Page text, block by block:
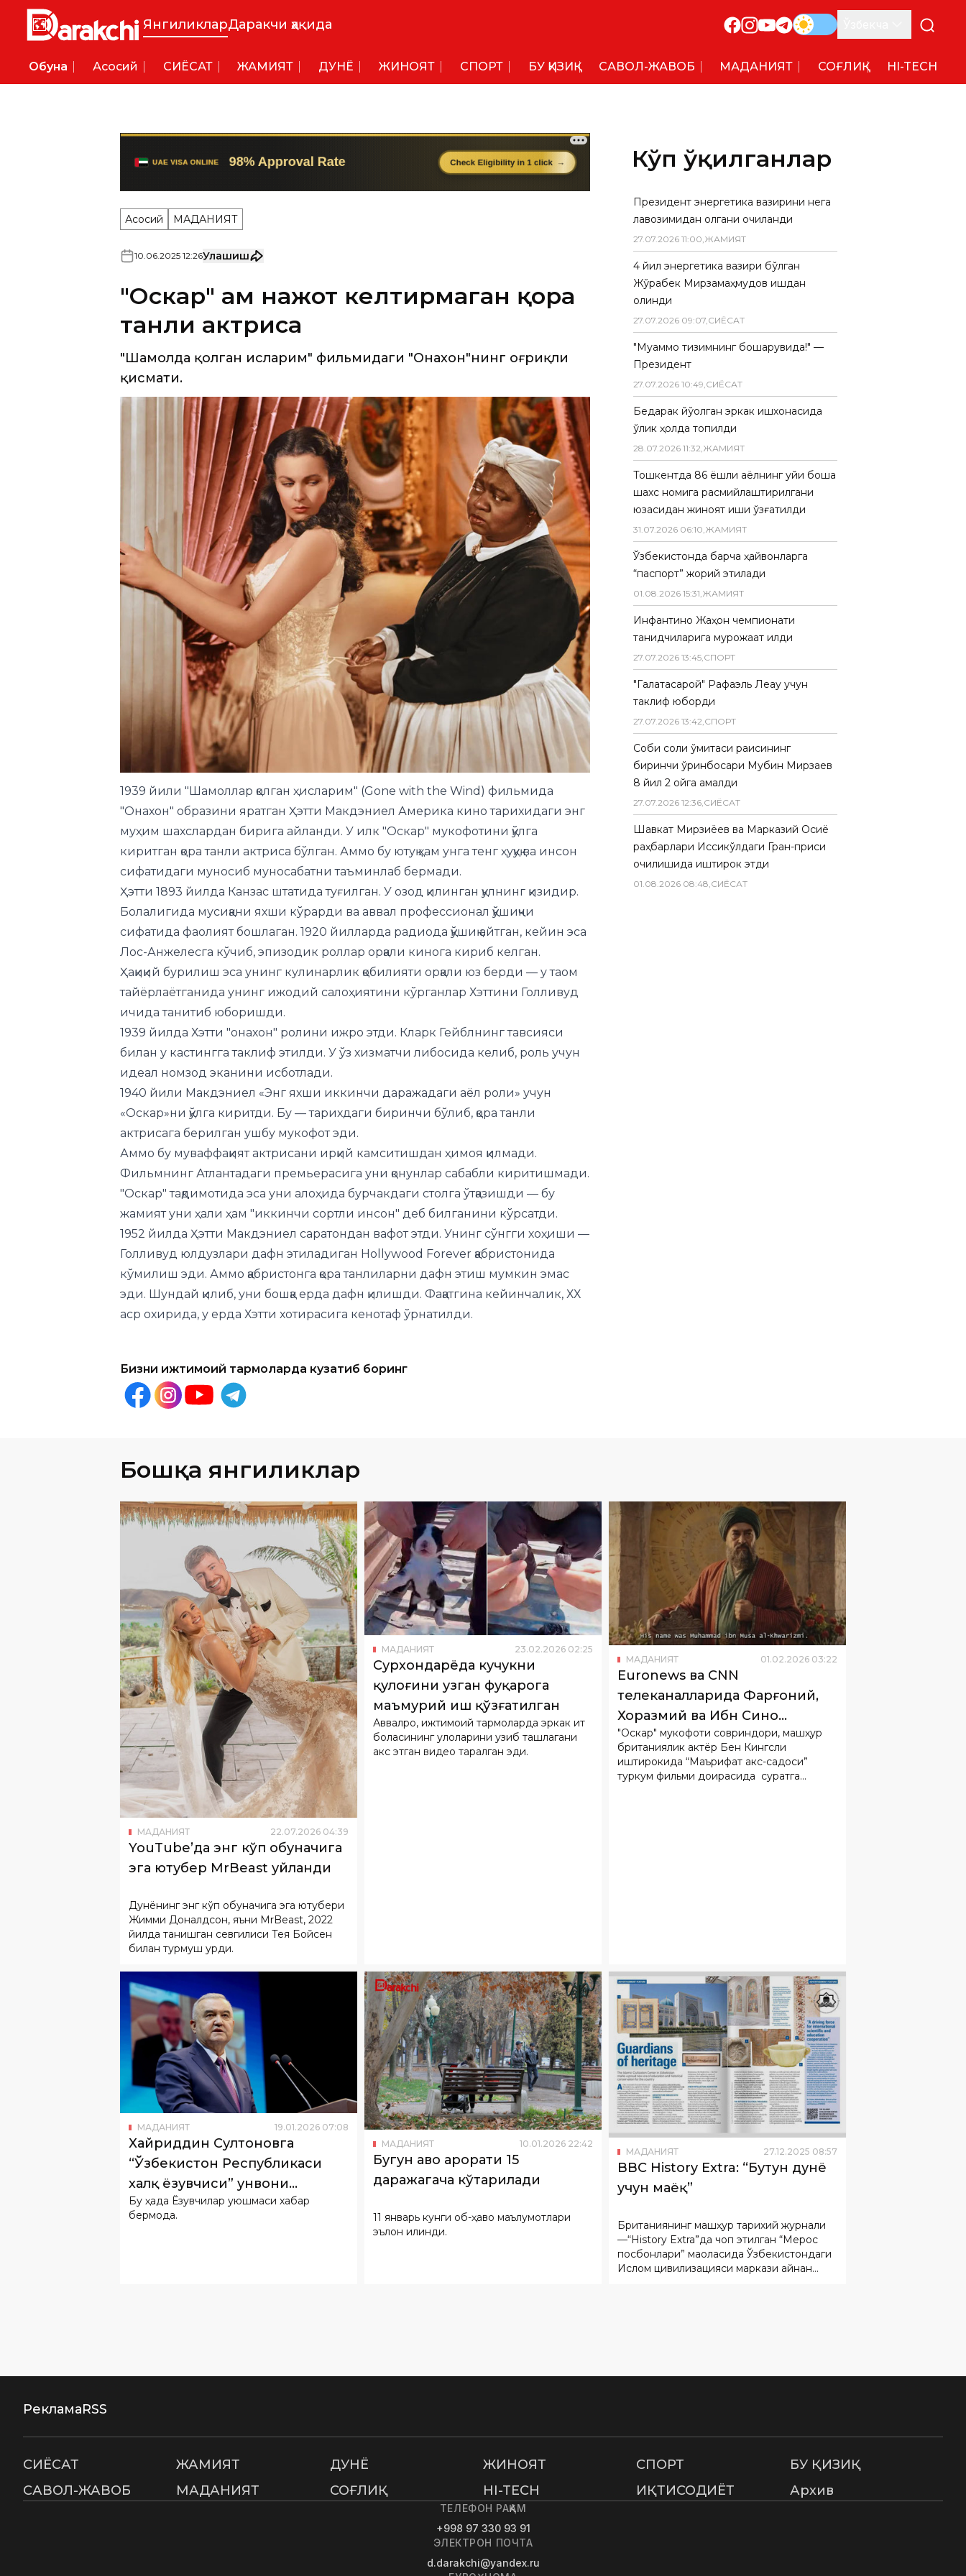
ЯнгиликларДаракчи ҳақида
Обуна Асосий СИËСАТ ЖАМИЯТ ДУНË ЖИНОЯТ СПОРТ БУ ҚИЗИҚ САВОЛ-ЖАВОБ МАДАНИЯТ СОҒЛИҚ HI-TECH
Асосий МАДАНИЯТ
"Оскар" ҳам нажот келтирмаган қора
танли актриса
"Шамолда қолган ҳисларим" фильмидаги "Онахон"нинг оғриқли
қисмати.
1939 йили "Шамоллар қолган ҳисларим" (Gone with the Wind) фильмида
"Онахон" образини яратган Ҳэтти Макдэниел Америка кино тарихидаги энг
муҳим шахслардан бирига айланди. У илк "Оскар" мукофотини қўлга
киритган қора танли актриса бўлган. Аммо бу ютуқ ҳам унга тенг ҳуқуқ ва инсон
сифатидаги муносиб муносабатни таъминлаббермади.
Ҳэтти 1893 йилда Канзас штатида туғилган. У озод қилинган қулнинг қизидир.
Болалигида мусиқани яхши кўрарди ва аввал профессионал қўшиқчи
сифатида фаолият бошлаган. 1920 йилларда радиода қўшиқ айтган, кейин эса
Лос-Анжелесга кўчиб, эпизодик роллар орқали кинога кириб келган.
Ҳақиқий бурилиш эса унинг кулинарлик қобилияти орқали юз берди — у таом
тайёрлаётганида унинг ижодий салоҳиятини кўрганлар Хэттини Голливуд
ичида танитиб юборишди.
1939 йилда Хэтти "онахон" ролини ижро этди. Кларк Гейблнинг тавсияси
билан у кастингга таклиф этилди. У ўз хизматчи либосида келиб, роль учун
идеал номзод эканини исботлади.
1940 йили Макдэниел «Энг яхши иккинчи даражадаги аёл роли» учун
«Оскар»ни қўлга киритди. Бу — тарихдаги биринчи бўлиб, қора танли
актрисага берилган ушбу мукофот эди.
Аммо бу муваффақият актрисани ирқий камситишдан ҳимоя қилмади.
Фильмнинг Атлантадаги премьерасига уни қонунлар сабабли киритишмади.
"Оскар" тақдимотида эса уни алоҳида бурчакдаги столга ўтқазишди — бу
жамият уни ҳали ҳам "иккинчи сортли инсон" деб билганини кўрсатди.
1952 йилда Ҳэтти Макдэниел саратондан вафот этди. Унинг сўнгги хоҳиши —
Голливуд юлдузлари дафн этиладиган Hollywood Forever қабристонида
кўмилиш эди. Аммо қабристонга қора танлиларни дафн этиш мумкин эмас
эди. Шундай қилиб, уни бошқа ерда дафн қилишди. Фақатгина кейинчалик, ХХ
аср охирида, у ерда Хэтти хотирасига кенотаф ўрнатилди.
Бизни ижтимоий тармоқларда кузатиб боринг
Кўп ўқилганлар
Президент энергетика вазирини нега
лавозимидан олгани очиқланди
27.07.2026 11:00,ЖАМИЯТ
4 йил энергетика вазири бўлган
Жўрабек Мирзамаҳмудов ишдан
олинди
27.07.2026 09:07,СИËСАТ
"Муаммо тизимнинг бошқарувида!" —
Президент
27.07.2026 10:49,СИËСАТ
Бедарак йўқолган эркак ишхонасида
ўлик ҳолда топилди
28.07.2026 11:32,ЖАМИЯТ
Тошкентда 86 ёшли аёлнинг уйи бошқа
шахс номига расмийлаштирилгани
юзасидан жиноят иши қўзғатилди
31.07.2026 06:10,ЖАМИЯТ
Ўзбекистонда барча ҳайвонларга
“паспорт” жорий этилади
01.08.2026 15:31,ЖАМИЯТ
Инфантино Жаҳон чемпионати
танқидчиларига мурожаат қилди
27.07.2026 13:45,СПОРТ
"Галатасарой" Рафаэль Леау учун
таклиф юборди
27.07.2026 13:42,СПОРТ
Собиқ солиқ қўмитаси раисининг
биринчи ўринбосари Мубин Мирзаев
8 йил 2 ойга қамалди
27.07.2026 12:36,СИËСАТ
Шавкат Мирзиёев ва Марказий Осиё
раҳбарлари Иссиқкўлдаги Гран-приси
очилишида иштирок этди
01.08.2026 08:48,СИËСАТ
Бошқа янгиликлар
МАДАНИЯТ 22 07 .2026 39
YouTube’да энг кўп обуначига
эга ютубер MrBeast уйланди
Дунёнинг энг кўп обуначига эга ютубери
Жимми Доналдсон, яъни MrBeast, 2022
йилда танишган севгилиси Тея Бойсен
МАДАНИЯТ 23 .02.2026
Сурхондарёда кучукни
қулоғини узган фуқарога
маъмурий иш қўзғатилган
Аввалроқ, ижтимоий тармоқларда эркак ит
боласининг қулоқларини узиб ташлагани
акс этган видео тарқалган эди.
2026 03
Euronews ва СNN
телеканалларида Фарғоний,
Хоразмий ва Ибн Сино
ҳақидаги видеороликлар
эфирга узатилди
"Оскар" мукофоти совриндори, машҳур
британиялик актёр Бен Кингсли
иштирокида “Маърифат акс-садоси”
туркум фильми доирасида суратга
олинган Фарғоний, Хоразмий ва Ибн
Сино ҳақидаги видеороликлар дунёнинг
етакчи Euronews ва CNN халқаро
телеканалларида эфирга узатилди.
МАДАНИЯТ 19.01.2026
Хайриддин Султоновга
“Ўзбекистон Республикаси
халқ ёзувчиси” унвони
берилди
Бу ҳақда Ёзувчилар уюшмаси хабар
бермоқда.
МАДАНИЯТ 10.01.2026 22 :42
Бугун ҳаво ҳарорати 15
даражагача кўтарилади
11 январь кунги об-ҳаво маълумотлари
МАДАНИЯТ 27.12.2025 08:57
BBC History Extra: “Бутун дунё
Британиянинг машҳур тарихий журнали
—“History Extra”да чоп этилган “Мерос
посбонлари” мақоласида Ўзбекистондаги
шундай таърифланади.
РекламаRSS
СИËСАТ ЖАМИЯТ ДУНË ЖИНОЯТ СПОРТ
БУ ҚИЗИҚ
САВОЛ-ЖАВОБ
МАДАНИЯТ СОҒЛИҚ HI-TECH ИҚТИСОДИЁТ Архив
ТЕЛЕФОН РАҚАМ
+998 97 330 93 91
ЭЛЕКТРОН ПОЧТА
d.darakchi@yandex.ru